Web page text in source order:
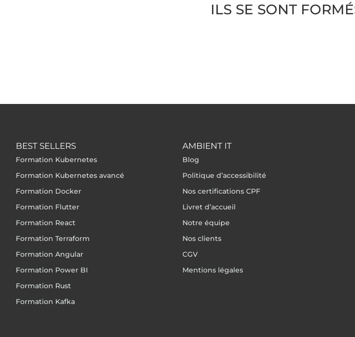
ILS SE SONT
BEST SELLERS
Formation Kubernetes
Formation Kubernetes avancé
Formation Docker
Formation Flutter
Formation React
Formation Terraform
Formation Angular
Formation Power BI
Formation Rust
Formation Kafka
AMBIENT IT
Blog
Politique d’accessibilité
Nos certifications CPF
Livret d’accueil
Notre équipe
Nos clients
CGV
Mentions légales